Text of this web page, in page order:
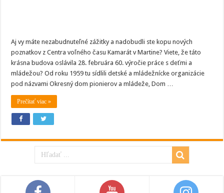
Aj vy máte nezabudnuteľné zážitky a nadobudli ste kopu nových
poznatkov z Centra voľného času Kamarát v Martine? Viete, že táto
krásna budova oslávila 28. februára 60. výročie práce s deťmi a
mládežou? Od roku 1959 tu sídlili detské a mládežnícke organizácie
pod názvami Okresný dom pionierov a mládeže, Dom …
Prečítať viac »